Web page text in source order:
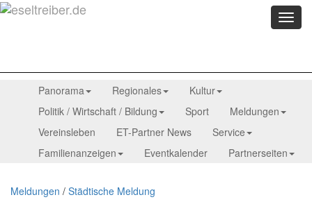
Menü
Panorama Regionales
Kultur
Politik / Wirtschaft / Bildung
Sport
Meldungen
Vereinsleben
ET-Partner News
Service
Familienanzeigen
Eventkalender Partnerseiten
Meldungen / Städtische Meldung